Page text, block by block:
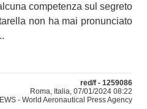
competenza sul segreto
non ha mai pronunciato
red/f - 1259086
Roma, Italia, 07/01/2024 08:22
- World Aeronautical Press Agency